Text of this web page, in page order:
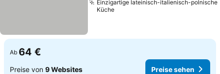
Einzigartige lateinisch-italienisch-polnische
Küche
Ab 64 €
Preise von 9 Websites Preise sehen